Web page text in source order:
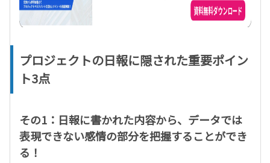
プロジェクトの日報に隠された重要ポイン
ト3点
その1：日報に書かれた内容から、データでは
表現できない感情の部分を把握することができ
る！